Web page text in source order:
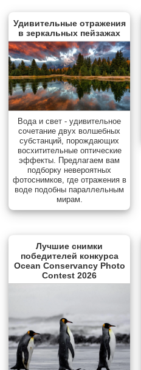
Удивительные отражения
в зеркальных пейзажах
Вода и свет - удивительное
сочетание двух волшебных
субстанций, порождающих
восхитительные оптические
эффекты. Предлагаем вам
подборку невероятных
фотоснимков, где отражения в
воде подобны параллельным
мирам.
Лучшие снимки
победителей конкурса
Ocean Conservancy Photo
Contest 2026